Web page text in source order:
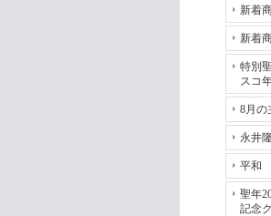
新着
新着
特別
スコ
8月の
永井隆
平和
聖年
記念